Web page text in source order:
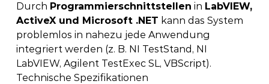
Durch Programmierschnittstellen in LabVIEW,
ActiveX und Microsoft .NET kann das System
problemlos in nahezu jede Anwendung
integriert werden (z. B. NI TestStand, NI
LabVIEW, Agilent TestExec SL, VBScript).
Technische Spezifikationen